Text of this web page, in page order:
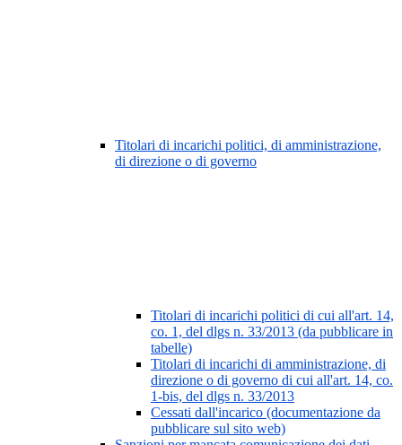
Titolari di incarichi politici, di amministrazione,
di direzione o di governo
Titolari di incarichi politici di cui all'art. 14,
co. 1, del dlgs n. 33/2013 (da pubblicare in
tabelle)
Titolari di incarichi di amministrazione, di
direzione o di governo di cui all'art. 14, co.
1-bis, del dlgs n. 33/2013
Cessati dall'incarico (documentazione da
pubblicare sul sito web)